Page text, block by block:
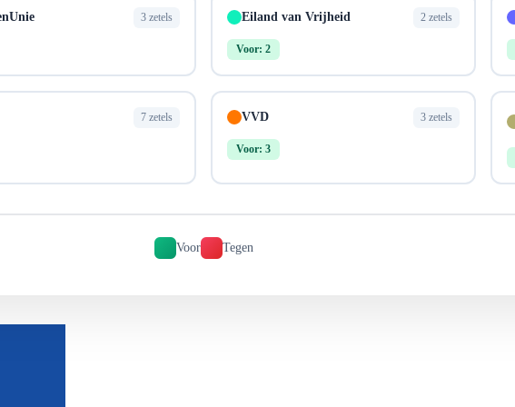
3 zetels Eiland van Vrijheid 2 zetels
Voor: 2
7 zetels VVD 3 zetels
Voor: 3
Voor Tegen